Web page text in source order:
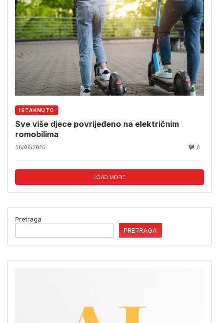
ISTAKNUTO
Sve više djece povrijeđeno na električnim
romobilima
06/08/2026 0
LOAD MORE
Pretraga
PRETRAGA